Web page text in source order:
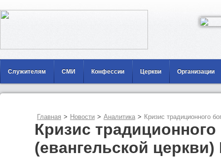
Служителям СМИ Конфессии Церкви Организации
Главная > Новости > Аналитика > Кризис традиционного
Кризис
(евангельской